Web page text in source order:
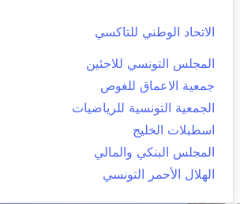
الاتحاد الوطني للتاكسي
المجلس التونسي للاجئين
جمعية الاعماق للغوص
الجمعية التونسية للرياضيات
اسطبلات الخليج
المجلس البنكي والمالي
الهلال الأحمر التونسي